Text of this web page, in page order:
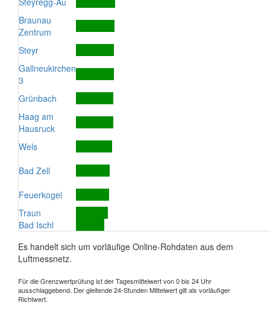
Braunau
Zentrum
Steyr
Gallneukirchen
3
Grünbach
Haag am
Hausruck
Wels
Bad Zell
Feuerkogel
Traun
Bad Ischl
Es handelt sich um vorläufige Online-Rohdaten aus dem
Luftmessnetz.
Für die Grenzwertprüfung ist der Tagesmittelwert von 0 bis 24 Uhr
ausschlaggebend. Der gleitende 24-Stunden Mittelwert gilt als vorläufiger
Richtwert.